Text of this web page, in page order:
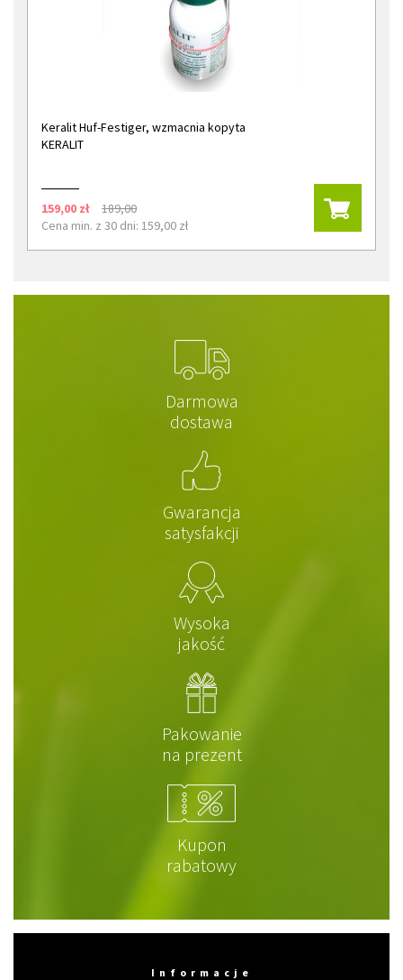
Keralit Huf-Festiger, wzmacnia kopyta
KERALIT
159,00 zł
189,00
Cena min. z 30 dni: 159,00 zł
Darmowa
dostawa
Gwarancja
satysfakcji
Wysoka
jakość
Pakowanie
na prezent
Kupon
rabatowy
Informacje